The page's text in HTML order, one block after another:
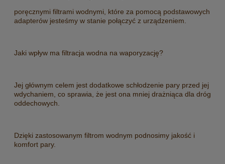
poręcznymi filtrami wodnymi, które za pomocą podstawowych
adapterów jesteśmy w stanie połączyć z urządzeniem.
Jaki wpływ ma filtracja wodna na waporyzację?
Jej głównym celem jest dodatkowe schłodzenie pary przed jej
wdychaniem, co sprawia, że jest ona mniej drażniąca dla dróg
oddechowych.
Dzięki zastosowanym filtrom wodnym podnosimy jakość i
komfort pary.